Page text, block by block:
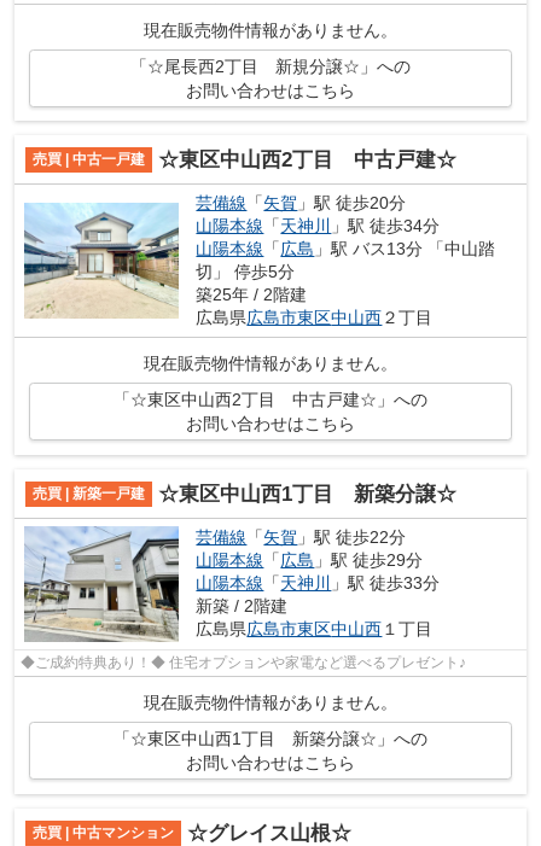
探しは、ぜひ新築戸建てで。広島市東区にあ...
現在販売物件情報がありません。
「☆尾長西2丁目 新規分譲☆」への
お問い合わせはこちら
売買 | 中古一戸建 ☆東区中山西2丁目 中古戸建☆
芸備線 「矢賀 」駅 徒歩20分
山陽本線 「天神川
」駅 徒歩34分
山陽本線 「広島 」駅 バス13分 「中山踏
切」 停歩5分
築25年 / 2階建
広島県広島市東区中山西２丁目
現在販売物件情報がありません。
「☆東区中山西2丁目 中古戸建☆」への
お問い合わせはこちら
売買 | 新築一戸建 ☆東区中山西1丁目 新築分譲☆
芸備線 「矢賀 」駅 徒歩22分
山陽本線 「広島 」駅 徒歩29分
山陽本線 「天神川
」駅 徒歩33分
新築 / 2階建
広島県広島市東区中山西１丁目
◆ご成約特典あり！◆ 住宅オプションや家電など選べるプレゼント♪
現在販売物件情報がありません。
「☆東区中山西1丁目 新築分譲☆」への
お問い合わせはこちら
売買 | 中古マンション ☆グレイス山根☆